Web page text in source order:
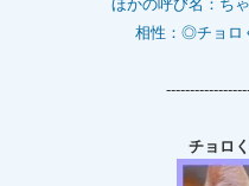
ほかの呼び名：ち
相性：◎チョロ
チョロ